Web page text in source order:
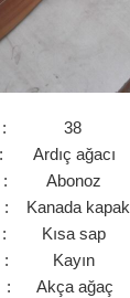
: 38
ağacı
: Abonoz
kapak
sap
: Kayın
: Akça ağaç